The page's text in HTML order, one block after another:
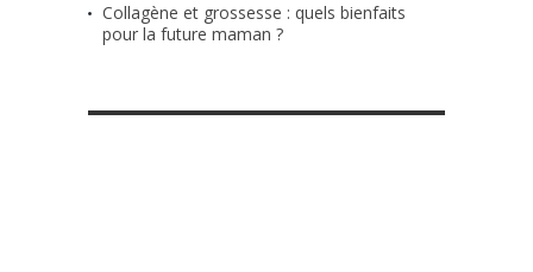
Collagène et grossesse : quels bienfaits
pour la future maman ?